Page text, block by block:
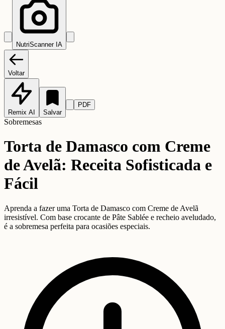
NutriScanner IA
Voltar
Remix AI Salvar
PDF
Sobremesas
Torta de Damasco com Creme
de Avelã: Receita Sofisticada e
Fácil
Aprenda a fazer uma Torta de Damasco com Creme de Avelã
irresistível. Com base crocante de Pâte Sablée e recheio aveludado,
é a sobremesa perfeita para ocasiões especiais.